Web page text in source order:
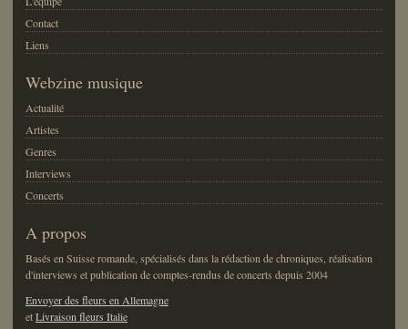
Contact
Liens
Webzine musique
Actualité
Artistes
Genres
Interviews
Concerts
A propos
Basés en Suisse romande, spécialisés dans la rédaction de chroniques, réalisation
d'interviews et publication de comptes-rendus de concerts depuis 2004
Envoyer des fleurs en Allemagne
etLivraison fleurs Italie